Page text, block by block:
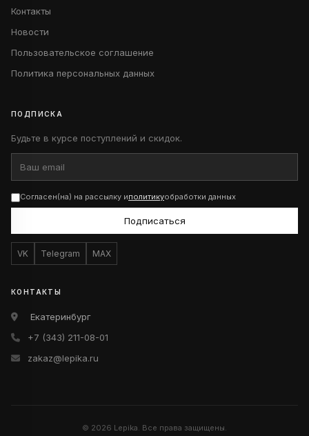
Контакты
Новости
Пользовательское соглашение
Политика персональных данных
ПОДПИСКА
Будьте в курсе поступлений и скидок.
Согласен(на) на рассылку иполитикуобработки данных
Подписаться
VK Telegram MAX
КОНТАКТЫ
Екатеринбург
+7 (343) 211-08-01
zakaz@lepika.ru
© 2026 Lepika. Все права защищены.